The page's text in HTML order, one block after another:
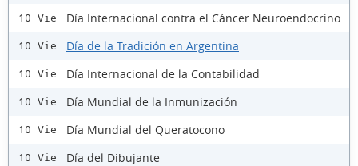
10 Vie Día Internacional contra el Cáncer Neuroendocrino
10 Vie Día de la Tradición en Argentina
10 Vie Día Internacional de la Contabilidad
10 Vie Día Mundial de la Inmunización
10 Vie Día Mundial del Queratocono
10 Vie Día del Dibujante